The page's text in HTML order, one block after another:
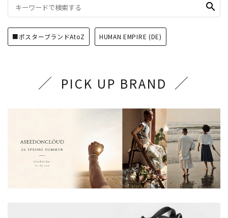
search
■ポスターブランドAtoZ HUMAN EMPIRE (DE)
PICK UP BRAND